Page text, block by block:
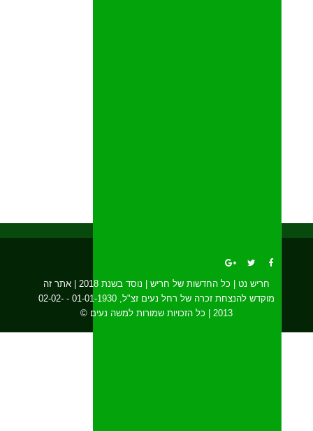
חריש נט | כל החדשות של חריש | נוסד בשנת 2018 | אתר זה
מוקדש להנצחת זכרה של רחל נעים זצ"ל, 01-01-1930 - 02-02-